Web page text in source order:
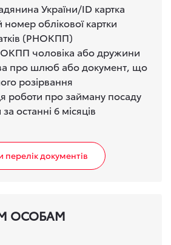
України/ID картка
номер облікової картки
(РНОКПП)
чоловіка або дружини
про шлюб або документ, що
розірвання
роботи про займану посаду
останні 6 місяців
документів
ОСОБАМ